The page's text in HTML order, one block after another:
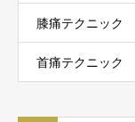
膝痛テクニック
首痛テクニック